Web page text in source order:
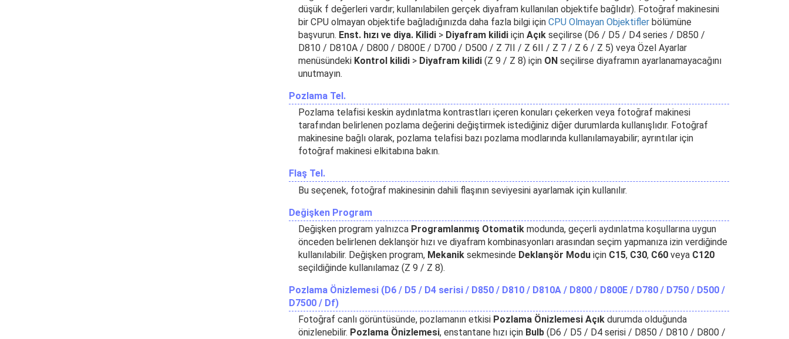
düşük f değerleri vardır; kullanılabilen gerçek diyafram kullanılan objektife bağlıdır). Fotoğraf makinesini
bir CPU olmayan objektife bağladığınızda daha fazla bilgi için CPU Olmayan Objektifler bölümüne
başvurun. Enst. hızı ve diya. Kilidi > Diyafram kilidi için Açık seçilirse (D6 / D5 / D4 series / D850 /
D810 / D810A / D800 / D800E / D700 / D500 / Z 7II / Z 6II / Z 7 / Z 6 / Z 5) veya Özel Ayarlar
menüsündeki Kontrol kilidi > Diyafram kilidi (Z 9 / Z 8) için ON seçilirse diyaframın ayarlanamayacağını
unutmayın.
Pozlama Tel.
Pozlama telafisi keskin aydınlatma kontrastları içeren konuları çekerken veya fotoğraf makinesi
tarafından belirlenen pozlama değerini değiştirmek istediğiniz diğer durumlarda kullanışlıdır. Fotoğraf
makinesine bağlı olarak, pozlama telafisi bazı pozlama modlarında kullanılamayabilir; ayrıntılar için
fotoğraf makinesi elkitabına bakın.
Flaş Tel.
Bu seçenek, fotoğraf makinesinin dahili flaşının seviyesini ayarlamak için kullanılır.
Değişken Program
Değişken program yalnızca Programlanmış Otomatik modunda, geçerli aydınlatma koşullarına uygun
önceden belirlenen deklanşör hızı ve diyafram kombinasyonları arasından seçim yapmanıza izin verdiğinde
kullanılabilir. Değişken program, Mekanik sekmesinde Deklanşör Modu için C15, C30, C60 veya C120
seçildiğinde kullanılamaz (Z 9 / Z 8).
Pozlama Önizlemesi (D6 / D5 / D4 serisi / D850 / D810 / D810A / D800 / D800E / D780 / D750 / D500 /
D7500 / Df)
Fotoğraf canlı görüntüsünde, pozlamanın etkisi Pozlama Önizlemesi Açık durumda olduğunda
önizlenebilir. Pozlama Önizlemesi, enstantane hızı için Bulb (D6 / D5 / D4 serisi / D850 / D810 / D800 /